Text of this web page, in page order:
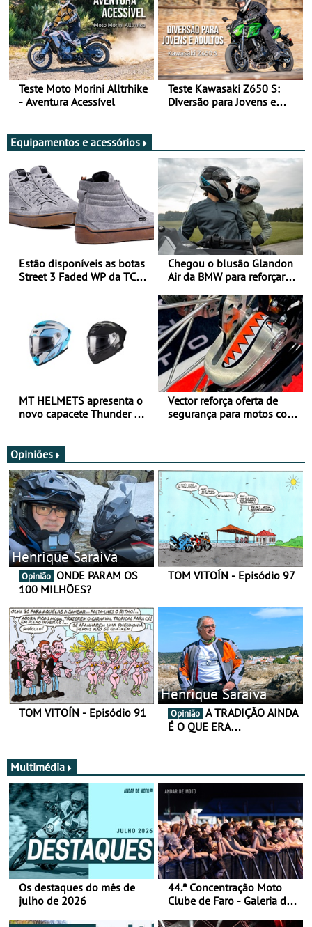
Teste Moto Morini Alltrhike
- Aventura Acessível
Teste Kawasaki Z650 S:
Diversão para Jovens e
Equipamentos e acessórios
Estão disponíveis as botas
Street 3 Faded WP da TCX
Chegou o blusão Glandon
Air da BMW para reforçar
verão
MT HELMETS apresenta o
novo capacete Thunder 4 R
Vector reforça oferta de
segurança para motos com
Opiniões
Henrique Saraiva
Opinião
100 MILHÕES?
TOM VITOÍN - Episódio 97
TOM VITOÍN - Episódio 91
Henrique Saraiva
Opinião
É O QUE ERA…
Multimédia
Os destaques do mês de
julho de 2026
44.ª Concentração Moto
Clube de Faro - Galeria de